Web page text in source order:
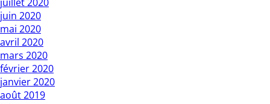
juin 2020
mai 2020
avril 2020
mars 2020
février 2020
janvier 2020
août 2019